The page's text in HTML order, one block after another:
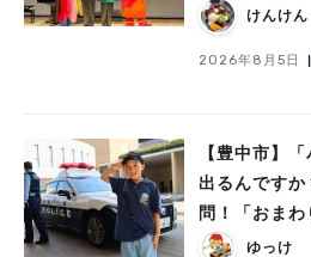
催！テーマは
けんけん
2026年8月5日
【豊中市】
出るんです
問！「おま
に参加しまし
ゆっけ